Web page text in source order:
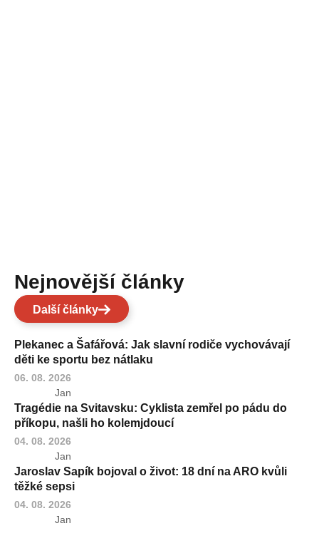
Nejnovější články
Další články
Plekanec a Šafářová: Jak slavní rodiče vychovávají
děti ke sportu bez nátlaku
06. 08. 2026
Jan
Tragédie na Svitavsku: Cyklista zemřel po pádu do
příkopu, našli ho kolemjdoucí
04. 08. 2026
Jan
Jaroslav Sapík bojoval o život: 18 dní na ARO kvůli
těžké sepsi
04. 08. 2026
Jan